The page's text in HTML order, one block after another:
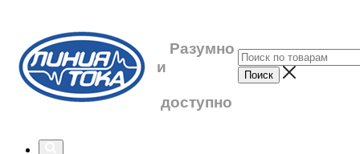
Разумно
и
доступно